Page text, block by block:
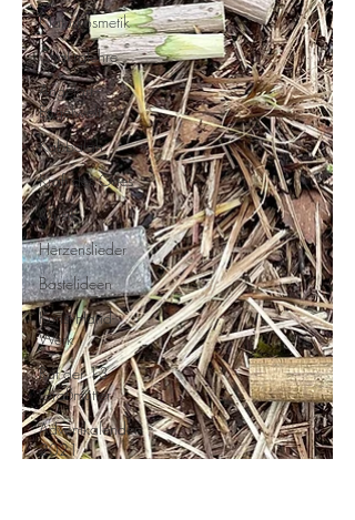
Naturkosmetik
Chakralehre
Angelart -
Engelwelt
Kabbalah
Kraft des Ortes
Musik
Herzenslieder
Bastelideen
Kunst-Hand-
Werk
Rat der 13
Großmütter
Adventkalender
2021